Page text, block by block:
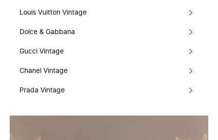
Louis Vuitton Vintage
Dolce & Gabbana
Gucci Vintage
Chanel Vintage
Prada Vintage